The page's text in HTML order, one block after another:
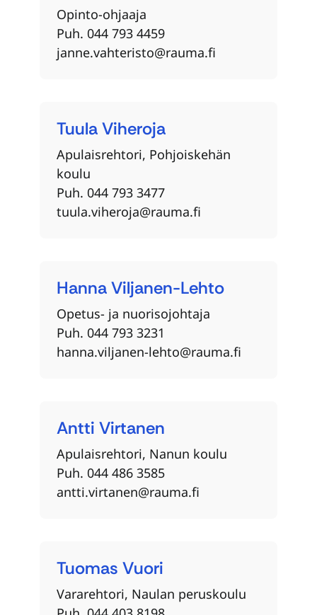
Opinto-ohjaaja
Puh. 044 793 4459
janne.vahteristo@rauma.fi
Viheroja
Tuula
Apulaisrehtori, Pohjoiskehän
koulu
Puh. 044 793 3477
tuula.viheroja@rauma.fi
Viljanen-Lehto
Hanna
Opetus- ja nuorisojohtaja
Puh. 044 793 3231
hanna.viljanen-lehto@rauma.fi
Virtanen
Antti
Apulaisrehtori, Nanun koulu
Puh. 044 486 3585
antti.virtanen@rauma.fi
Vuori
Tuomas
Vararehtori, Naulan peruskoulu